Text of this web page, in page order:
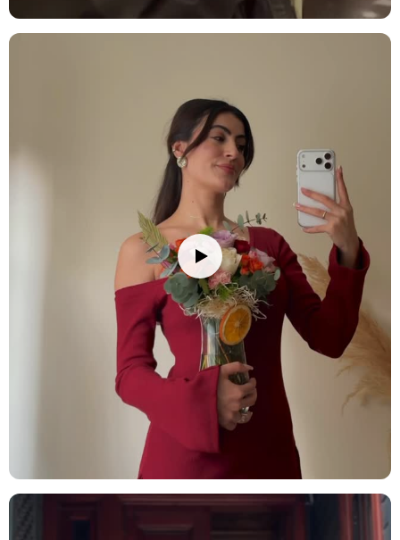
diğer çiçeklerin daha uzun süre taze kalmasını sağlayabilirsiniz.
Stok durumuna göre ürünlerde ufak değişiklikler olabilir.